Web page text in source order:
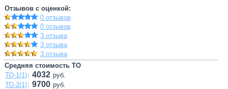
Отзывов с оценкой:
0 отзывов
0 отзывов
3 отзыва
3 отзыва
3 отзыва
Средняя стоимость ТО
ТО-1(1): 4032 руб.
ТО-2(1): 9700 руб.